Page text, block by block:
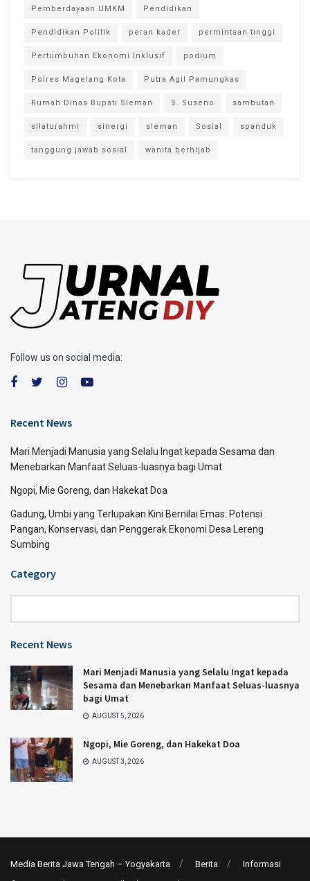
Pemberdayaan UMKM Pendidikan
Pendidikan Politik peran kader permintaan tinggi
Pertumbuhan Ekonomi Inklusif podium
Polres Magelang Kota Putra Agil Pamungkas
Rumah Dinas Bupati Sleman S. Suseno sambutan
silaturahmi sinergi sleman Sosial spanduk
tanggung jawab sosial wanita berhijab
Follow us on social media:
Recent News
Mari Menjadi Manusia yang Selalu Ingat kepada Sesama dan
Menebarkan Manfaat Seluas-luasnya bagi Umat
Ngopi, Mie Goreng, dan Hakekat Doa
Gadung, Umbi yang Terlupakan Kini Bernilai Emas: Potensi
Pangan, Konservasi, dan Penggerak Ekonomi Desa Lereng
Sumbing
Category
Recent News
Mari Menjadi Manusia yang Selalu Ingat kepada
Sesama dan Menebarkan Manfaat Seluas-luasnya
bagi Umat
AUGUST 5, 2026
Ngopi, Mie Goreng, dan Hakekat Doa
AUGUST 3, 2026
Media Berita Jawa Tengah – Yogyakarta Berita Informasi